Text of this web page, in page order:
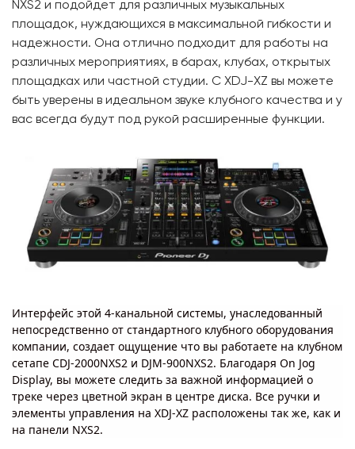
NXS2 и подойдет для различных музыкальных
площадок, нуждающихся в максимальной гибкости и
надежности. Она отлично подходит для работы на
различных мероприятиях, в барах, клубах, открытых
площадках или частной студии. C XDJ-XZ вы можете
быть уверены в идеальном звуке клубного качества и у
вас всегда будут под рукой расширенные функции.
Интерфейс этой 4-канальной системы, унаследованный
непосредственно от стандартного клубного оборудования
компании, создает ощущение что вы работаете на клубном
сетапе CDJ-2000NXS2 и DJM-900NXS2. Благодаря On Jog
Display, вы можете следить за важной информацией о
треке через цветной экран в центре диска. Все ручки и
элементы управления на XDJ-XZ расположены так же, как и
на панели NXS2.